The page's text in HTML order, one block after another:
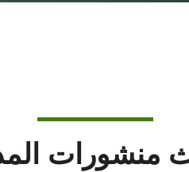
منشورات